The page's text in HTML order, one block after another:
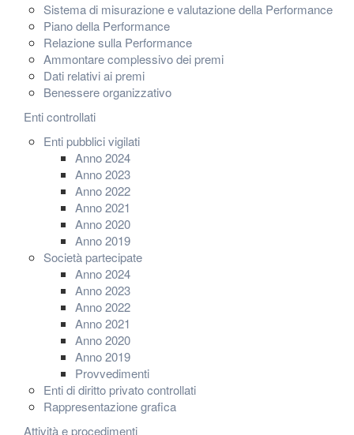
Sistema di misurazione e valutazione della Performance
Piano della Performance
Relazione sulla Performance
Ammontare complessivo dei premi
Dati relativi ai premi
Benessere organizzativo
Enti controllati
Enti pubblici vigilati
Anno 2024
Anno 2023
Anno 2022
Anno 2021
Anno 2020
Anno 2019
Società partecipate
Anno 2024
Anno 2023
Anno 2022
Anno 2021
Anno 2020
Anno 2019
Provvedimenti
Enti di diritto privato controllati
Rappresentazione grafica
Attività e procedimenti